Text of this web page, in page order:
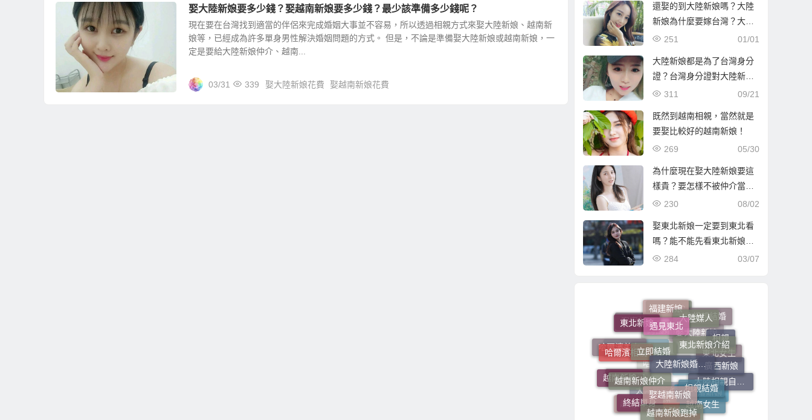
娶大陸新娘要多少錢？娶越南新娘要多少錢？最少該準備多少錢呢？
現在要在台灣找到適當的伴侶來完成婚姻大事並不容易，所以透過相親方式來娶大陸新娘、越南新
娘等，已經成為許多單身男性解決婚姻問題的方式。 但是，不論是準備娶大陸新娘或越南新娘，一
定是要給大陸新娘仲介、越南...
03/31 339 娶大陸新娘花費 娶越南新娘花費
還娶的到大陸新娘嗎？大陸
新娘為什麼要嫁台灣？大陸
新娘會不會跑掉？
01/01
251
大陸新娘都是為了台灣身分
證？台灣身分證對大陸新娘
有何吸引力？完全解秘說09/21
311
既然到越南相親，當然就是
要娶比較好的越南新娘！
05/30
269
為什麼現在娶大陸新娘要這
樣貴？要怎樣不被仲介當盤
子宰？
08/02
230
娶東北新娘一定要到東北看
嗎？能不能先看東北新娘照
片資料選好再過去？
03/07
284
遇見東北
立即結婚
大陸新娘婚姻媒合
東北新娘介紹
大陸媒人
福建新娘
東北新娘
哈爾濱相親
越南新娘仲介
娶越南新娘相親結婚
廣西新娘
相親
大陸相親結婚
瀋陽新娘
客家新娘
哈爾濱美女
越南新娘
終結單身
越南新娘跑掉越南女生
大陸相親自由行
東北女生
娶大陸新娘
跨國婚姻
大陸新娘婚姻媒合介紹所
大連新娘
越南新娘介紹
大陸新娘
哈爾濱新娘
新疆新娘
哈爾濱女生
大陸新娘仲介